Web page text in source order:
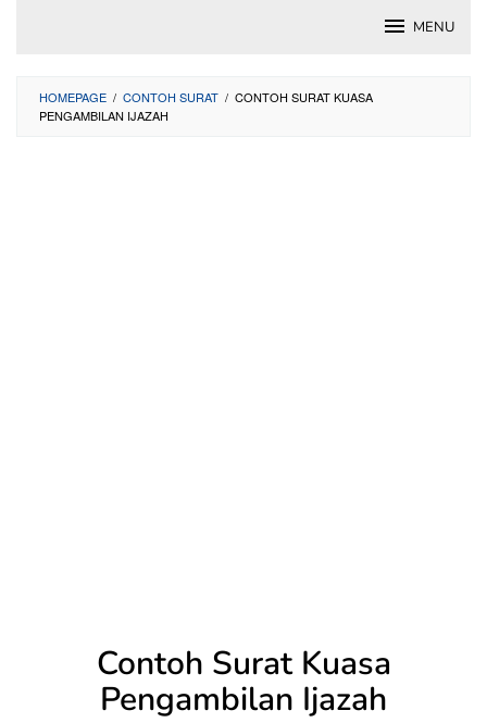
MENU
HOMEPAGE / CONTOH SURAT / CONTOH SURAT KUASA
PENGAMBILAN IJAZAH
Contoh Surat Kuasa
Pengambilan Ijazah